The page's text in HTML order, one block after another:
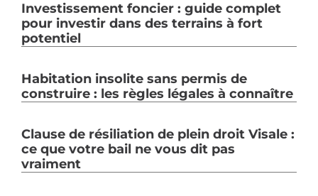
Investissement foncier : guide complet
pour investir dans des terrains à fort
potentiel
Habitation insolite sans permis de
construire : les règles légales à connaître
Clause de résiliation de plein droit Visale :
ce que votre bail ne vous dit pas
vraiment